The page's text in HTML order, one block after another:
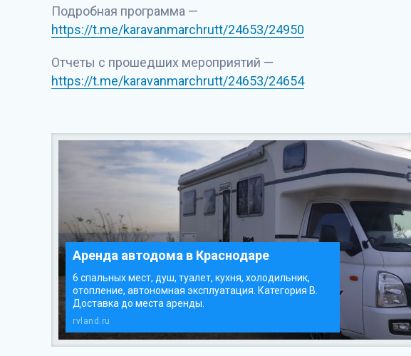
Подробная программа —
https://t.me/karavanmarchrutt/24653/24950
Отчеты с прошедших мероприятий —
https://t.me/karavanmarchrutt/24653/24654
Аренда автодома в Краснодаре
6 спальных мест, душ, туалет, кухня, холодильник,
отопление, автономная эксплуатация. Категория В.
Доставка до места аренды.
rvland.ru